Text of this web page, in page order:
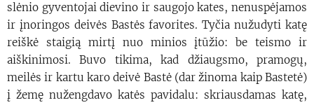
slėnio gyventojai dievino ir saugojo kates, nenuspėjamos
ir įnoringos deivės Bastės favorites. Tyčia nužudyti katę
reiškė staigią mirtį nuo minios įtūžio: be teismo ir
aiškinimosi. Buvo tikima, kad džiaugsmo, pramogų,
meilės ir kartu karo deivė Bastė (dar žinoma kaip Bastetė)
į žemę nužengdavo katės pavidalu: skriausdamas katę,